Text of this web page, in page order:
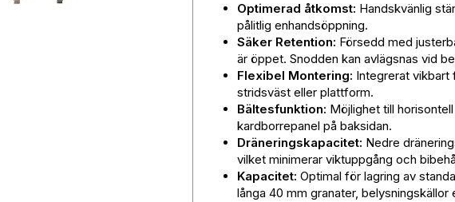
Optimerad åtkomst: Handskvänlig
pålitlig enhandsöppning.
Säker Retention: Försedd med
är öppet. Snodden kan avlägsnas vid
Flexibel Montering: Integrerat
stridsväst eller plattform.
Bältesfunktion: Möjlighet till
kardborrepanel på baksidan.
Dräneringskapacitet: Nedre
vilket minimerar viktuppgång och
Kapacitet: Optimal för lagring av
långa 40 mm granater,